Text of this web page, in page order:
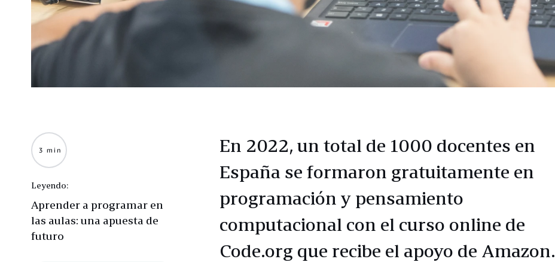
En 2022, un total de 1000 docentes en
España se formaron gratuitamente en
programación y pensamiento
computacional con el curso online de
Code.org que recibe el apoyo de Amazon.
3 min
Leyendo:
Aprender a programar en
las aulas: una apuesta de
futuro